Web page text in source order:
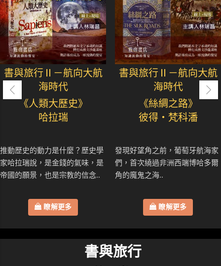
書與旅行Ⅱ－航向大航
海時代
《人類大歷史》
哈拉瑞
推動歷史的動力是什麼？歷史學
家哈拉瑞說，是金錢的氣味，是
帝國的願景，也是宗教的信念..
瞭解更多
書與旅行Ⅱ－航向大航
海時代
《絲綢之路》
彼得・梵科潘
發現好望角之前，葡萄牙航海家
們，首次繞過非洲西端博哈多爾
角的魔鬼之海..
瞭解更多
書與旅行